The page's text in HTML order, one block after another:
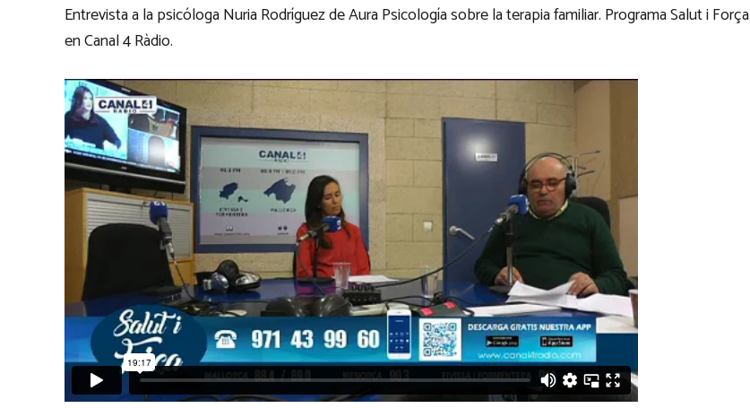
Entrevista a la psicóloga Nuria Rodríguez de Aura Psicología sobre la terapia familiar. Programa Salut i Força
en Canal 4 Ràdio.